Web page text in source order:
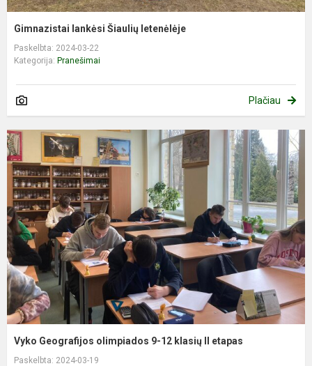
Gimnazistai lankėsi Šiaulių letenėlėje
Paskelbta: 2024-03-22
Kategorija: Pranešimai
Plačiau
Vyko Geografijos olimpiados 9-12 klasių II etapas
Paskelbta: 2024-03-19